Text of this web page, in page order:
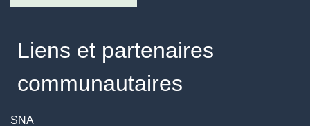
Liens et partenaires
communautaires
SNA